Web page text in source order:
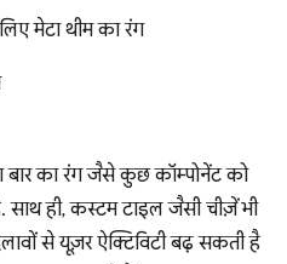
मेटा थीम का रंग
का रंग जैसे कुछ कॉम्पोनेंट को
ही, कस्टम टाइल जैसी चीज़ें भी
से यूज़र ऐक्टिविटी बढ़ सकती है